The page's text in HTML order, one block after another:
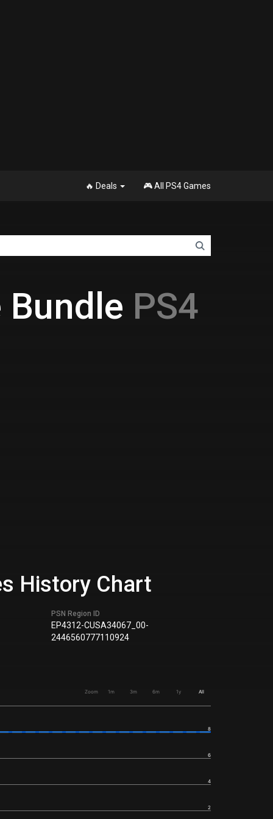
🔥 Deals 🎮 All PS4 Games
Bundle PS4
History Chart
PSN Region ID
EP4312-CUSA34067_00-
2446560777110924
Zoom 1m 3m 6m 1y All
2
4
6
8